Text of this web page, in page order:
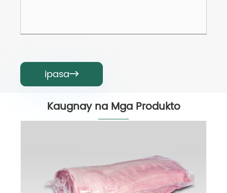
ipasa
Kaugnay na Mga Produkto